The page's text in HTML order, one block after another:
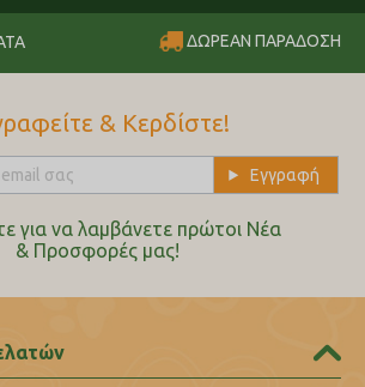
ΔΩΡΕΑΝ ΠΑΡΑΔΟΣΗ
& Κερδίστε!
για να λαμβάνετε πρώτοι Nέα
& Προσφορές μας!